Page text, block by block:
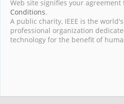
Web site signifies your agreement
Conditions.
A public charity, IEEE is the
professional organization
technology for the benefit of